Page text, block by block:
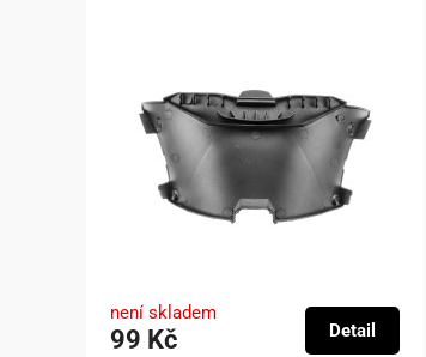
není skladem
99 Kč Detail